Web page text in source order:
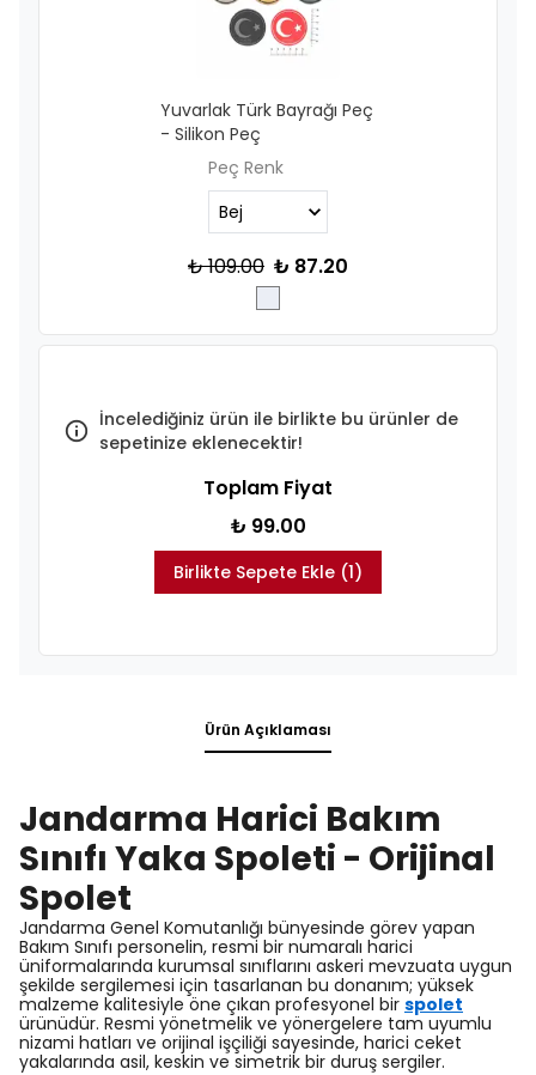
Yuvarlak Türk Bayrağı Peç
- Silikon Peç
Peç Renk
₺ 109.00 ₺ 87.20
İncelediğiniz ürün ile birlikte bu ürünler de
sepetinize eklenecektir!
Toplam Fiyat
₺ 99.00
Birlikte Sepete Ekle (1)
Ürün Açıklaması
Jandarma Harici Bakım
Sınıfı Yaka Spoleti - Orijinal
Spolet
Jandarma Genel Komutanlığı bünyesinde görev yapan
Bakım Sınıfı personelin, resmi bir numaralı harici
üniformalarında kurumsal sınıflarını askeri mevzuata uygun
şekilde sergilemesi için tasarlanan bu donanım; yüksek
malzeme kalitesiyle öne çıkan profesyonel bir spolet
ürünüdür. Resmi yönetmelik ve yönergelere tam uyumlu
nizami hatları ve orijinal işçiliği sayesinde, harici ceket
yakalarında asil, keskin ve simetrik bir duruş sergiler.